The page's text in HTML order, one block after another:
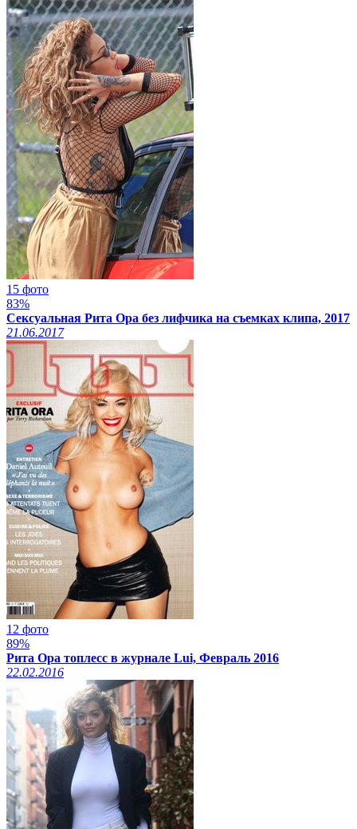
15 фото
83%
Сексуальная Рита Ора без лифчика на съемках клипа, 2017
21.06.2017
12 фото
89%
Рита Ора топлесс в журнале Lui, Февраль 2016
22.02.2016